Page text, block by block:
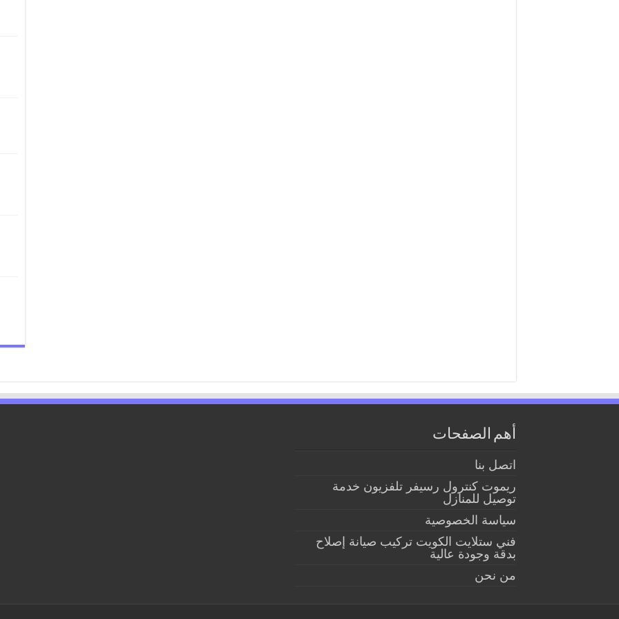
أهم الصفحات
اتصل بنا
ريموت كنترول رسيفر تلفزيون خدمة
توصيل للمنازل
سياسة الخصوصية
فني ستلايت الكويت تركيب صيانة إصلاح
بدقة وجودة عالية
من نحن